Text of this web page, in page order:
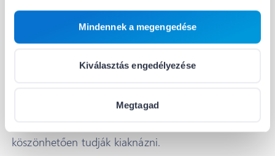
Mindennek a megengedése
Kiválasztás engedélyezése
Megtagad
Egy apró kóddal a jobb
analitikáért
Erősen ajánljuk minden kereskedőnek, hogy építsék
be a Full Barion Pixel-t a webáruházukba, hiszen
köszönhetően tudják kiaknázni.